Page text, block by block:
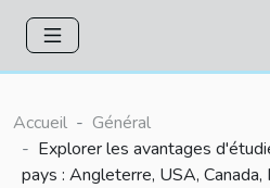
Accueil
Général
Explorer les avantages
pays : Angleterre, USA, Canada,